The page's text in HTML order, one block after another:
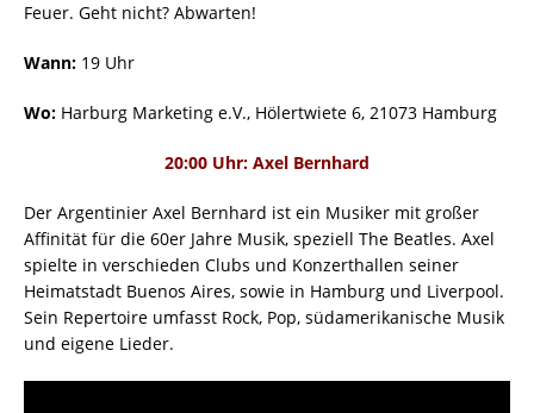
Feuer. Geht nicht? Abwarten!
Wann: 19 Uhr
Wo: Harburg Marketing e.V., Hölertwiete 6, 21073 Hamburg
20:00 Uhr: Axel Bernhard
Der Argentinier Axel Bernhard ist ein Musiker mit großer
Affinität für die 60er Jahre Musik, speziell The Beatles. Axel
spielte in verschieden Clubs und Konzerthallen seiner
Heimatstadt Buenos Aires, sowie in Hamburg und Liverpool.
Sein Repertoire umfasst Rock, Pop, südamerikanische Musik
und eigene Lieder.